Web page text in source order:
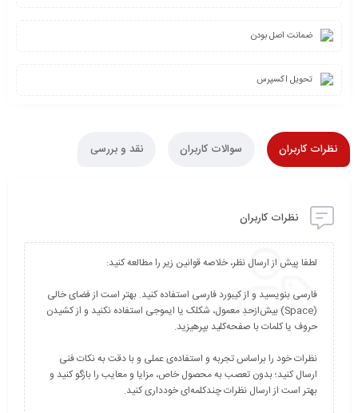
ضمانت اصل بودن
تحویل اکسپرس
نظرات کاربران سوالات کاربران نقد و بررسی
نظرات کاربران
فارسی بنویسید و از کیبورد فارسی استفاده کنید. بهتر است از فضای خالی
(Space) بیش‌از‌حدِ معمول، شکلک یا ایموجی استفاده نکنید و از کشیدن
نظرات خود را براساس تجربه و استفاده‌ی عملی و با دقت به نکات فنی
ارسال کنید؛ بدون تعصب به محصول خاص، مزایا و معایب را بازگو کنید و